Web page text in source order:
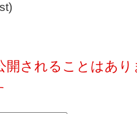
開されることはあ